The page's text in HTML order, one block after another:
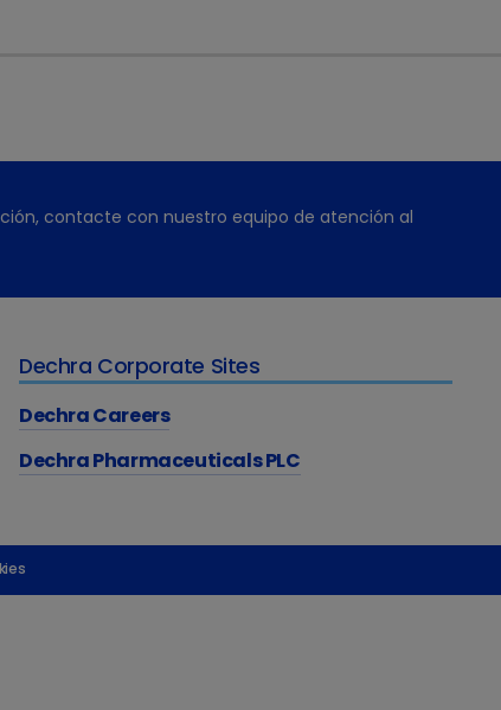
contacte con nuestro equipo de atención al
Dechra Corporate Sites
Dechra Careers
Dechra Pharmaceuticals PLC